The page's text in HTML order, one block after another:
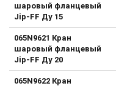
шаровый фланцевый
Jip-FF Ду 15
065N9621 Кран
шаровый фланцевый
Jip-FF Ду 20
065N9622 Кран